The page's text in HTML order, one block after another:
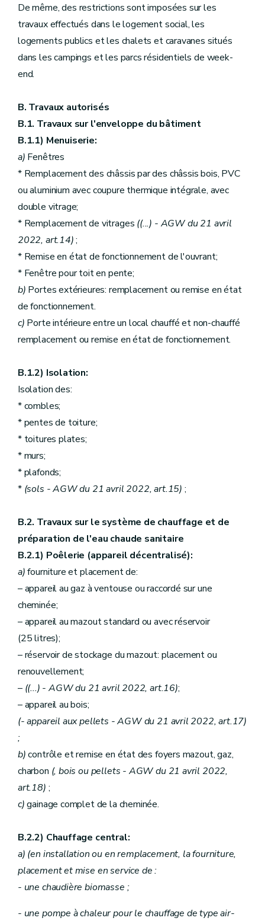
De même, des restrictions sont imposées sur les
travaux effectués dans le logement social, les
logements publics et les chalets et caravanes situés
dans les campings et les parcs résidentiels de week-
end.
B. Travaux autorisés
B.1. Travaux sur l'enveloppe du bâtiment
B.1.1) Menuiserie:
a) Fenêtres
* Remplacement des châssis par des châssis bois, PVC
ou aluminium avec coupure thermique intégrale, avec
double vitrage;
* Remplacement de vitrages ((...) - AGW du 21 avril
2022, art.14);
* Remise en état de fonctionnement de l'ouvrant;
* Fenêtre pour toit en pente;
b) Portes extérieures: remplacement ou remise en état
de fonctionnement.
c) Porte intérieure entre un local chauffé et non-chauffé
remplacement ou remise en état de fonctionnement.
B.1.2) Isolation:
Isolation des:
* combles;
* pentes de toiture;
* toitures plates;
* murs;
* plafonds;
* (sols - AGW du 21 avril 2022, art.15) ;
B.2. Travaux sur le système de chauffage et de
préparation de l'eau chaude sanitaire
B.2.1) Poêlerie (appareil décentralisé):
a)fourniture et placement de:
– appareil au gaz à ventouse ou raccordé sur une
cheminée;
– appareil au mazout standard ou avec réservoir
(25 litres);
– réservoir de stockage du mazout: placement ou
renouvellement;
– ((...) - AGW du 21 avril 2022, art.16);
– appareil au bois;
(- appareil aux pellets - AGW du 21 avril 2022, art.17)
;
b)contrôle et remise en état des foyers mazout, gaz,
charbon (, bois ou pellets - AGW du 21 avril 2022,
art.18) ;
c)gainage complet de la cheminée.
B.2.2) Chauffage central:
a) (en installation ou en remplacement, la fourniture,
placement et mise en service de :
- une chaudière biomasse ;
- une pompe à chaleur pour le chauffage de type air-